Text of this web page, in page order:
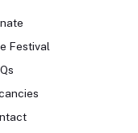
Festival